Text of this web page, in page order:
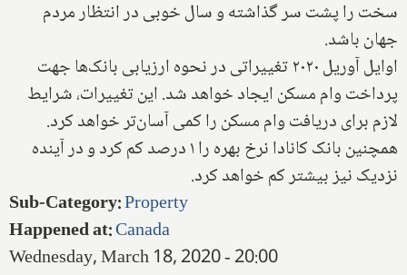
سخت را پشت سر گذاشته و سال خوبی در انتظار مردم
جهان باشد.
اوایل آوریل ۲۰۲۰ تغییراتی در نحوه ارزیابی بانک‌ها جهت
پرداخت وام مسکن ایجاد خواهد شد. این تغییرات، شرایط
لازم برای دریافت وام مسکن را کمی آسان‌تر خواهد کرد.
همچنین بانک کانادا نرخ بهره را ۱ درصد کم کرد و در آینده
نزدیک نیز بیشتر کم خواهد کرد.‌
Sub-Category:Property
Happened at:Canada
Wednesday, March 18, 2020 - 20:00